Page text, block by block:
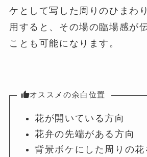
ケとして写した周りのひまわ
用すると、その場の臨場感が
ことも可能になります。
オススメの余白位置
花が開いている方向
花弁の先端がある方向
背景ボケにした周りの花